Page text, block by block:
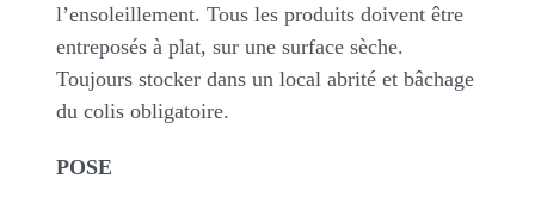
l’ensoleillement. Tous les produits doivent être
entreposés à plat, sur une surface sèche.
Toujours stocker dans un local abrité et bâchage
du colis obligatoire.
POSE